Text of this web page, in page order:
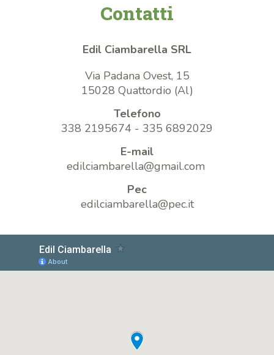
Contatti
Edil Ciambarella SRL
Via Padana Ovest, 15
15028 Quattordio (Al)
Telefono
338 2195674 - 335 6892029
E-mail
edilciambarella@gmail.com
Pec
edilciambarella@pec.it